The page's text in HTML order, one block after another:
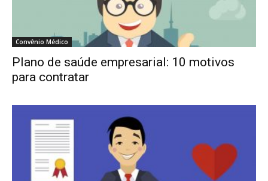
Convênio Médico
Plano de saúde empresarial: 10 motivos
para contratar